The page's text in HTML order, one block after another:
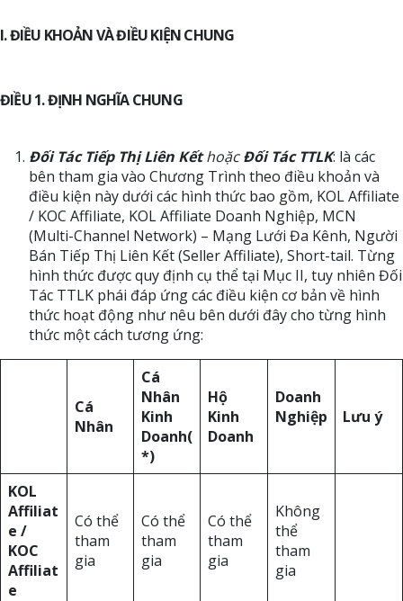
I. ĐIỀU KHOẢN VÀ ĐIỀU KIỆN CHUNG
ĐIỀU 1. ĐỊNH NGHĨA CHUNG
Đối Tác Tiếp Thị Liên KếthoặcĐối Tác TTLK: là các
bên tham gia vào Chương Trình theo điều khoản và
điều kiện này dưới các hình thức bao gồm, KOL Affiliate
/ KOC Affiliate, KOL Affiliate Doanh Nghiệp, MCN
(Multi-Channel Network) – Mạng Lưới Đa Kênh, Người
Bán Tiếp Thị Liên Kết (Seller Affiliate), Short-tail. Từng
hình thức được quy định cụ thể tại Mục II, tuy nhiên Đối
Tác TTLK phái đáp ứng các điều kiện cơ bản về hình
thức hoạt động như nêu bên dưới đây cho từng hình
thức một cách tương ứng:
Cá
Nhân
Cá
Nhân
Kinh
Doanh(
*)
Hộ
Kinh
Doanh
Doanh
Nghiệp
Lưu ý
KOL
Affiliat
e /
KOC
Affiliat
e
Có thể
tham
gia
Có thể
tham
gia
Có thể
tham
gia
Không
thể
tham
gia